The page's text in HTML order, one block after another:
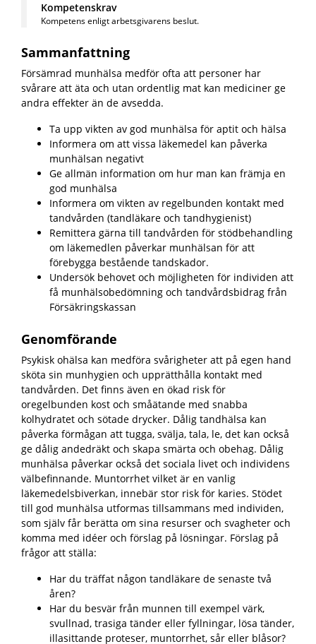
Kompetenskrav
Kompetens enligt arbetsgivarens beslut.
Sammanfattning
Försämrad munhälsa medför ofta att personer har
svårare att äta och utan ordentlig mat kan mediciner ge
andra effekter än de avsedda.
Ta upp vikten av god munhälsa för aptit och hälsa
Informera om att vissa läkemedel kan påverka
munhälsan negativt
Ge allmän information om hur man kan främja en
god munhälsa
Informera om vikten av regelbunden kontakt med
tandvården (tandläkare och tandhygienist)
Remittera gärna till tandvården för stödbehandling
om läkemedlen påverkar munhälsan för att
förebygga bestående tandskador.
Undersök behovet och möjligheten för individen att
få munhälsobedömning och tandvårdsbidrag från
Försäkringskassan
Genomförande
Psykisk ohälsa kan medföra svårigheter att på egen hand
sköta sin munhygien och upprätthålla kontakt med
tandvården. Det finns även en ökad risk för
oregelbunden kost och småätande med snabba
kolhydratet och sötade drycker. Dålig tandhälsa kan
påverka förmågan att tugga, svälja, tala, le, det kan också
ge dålig andedräkt och skapa smärta och obehag. Dålig
munhälsa påverkar också det sociala livet och individens
välbefinnande. Muntorrhet vilket är en vanlig
läkemedelsbiverkan, innebär stor risk för karies. Stödet
till god munhälsa utformas tillsammans med individen,
som själv får berätta om sina resurser och svagheter och
komma med idéer och förslag på lösningar. Förslag på
frågor att ställa:
Har du träffat någon tandläkare de senaste två
åren?
Har du besvär från munnen till exempel värk,
svullnad, trasiga tänder eller fyllningar, lösa tänder,
illasittande proteser, muntorrhet, sår eller blåsor?